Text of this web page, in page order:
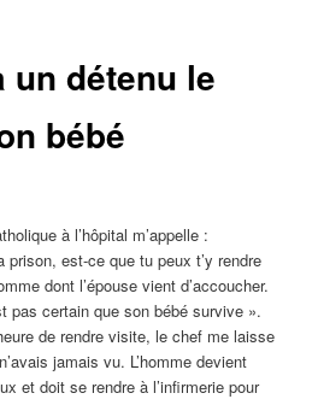
un détenu le
bébé
à l’hôpital m’appelle :
est-ce que tu peux t’y rendre
dont l’épouse vient d’accoucher.
pas certain que son bébé survive ».
de rendre visite, le chef me laisse
jamais vu. L’homme devient
et doit se rendre à l’infirmerie pour